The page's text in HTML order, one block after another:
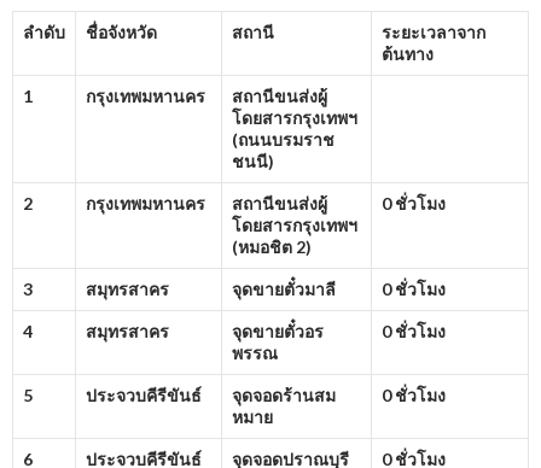
ลำดับ ชื่อจังหวัด สถานี
ระยะเวลาจาก
ต้นทาง
1 กรุงเทพมหานคร
สถานีขนส่งผู้
โดยสารกรุงเทพฯ
(ถนนบรมราช
ชนนี)
2 กรุงเทพมหานคร
สถานีขนส่งผู้
โดยสารกรุงเทพฯ
(หมอชิต 2)
0 ชั่วโมง
3 สมุทรสาคร จุดขายตั๋วมาลี 0 ชั่วโมง
4 สมุทรสาคร
จุดขายตั๋วอร
พรรณ
0 ชั่วโมง
5 ประจวบคีรีขันธ์
จุดจอดร้านสม
หมาย
0 ชั่วโมง
6 ประจวบคีรีขันธ์ จุดจอดปราณบุรี 0 ชั่วโมง